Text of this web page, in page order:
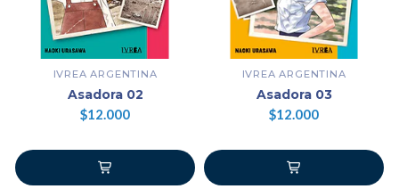
IVREA ARGENTINA
Asadora 02
$12.000
IVREA ARGENTINA
Asadora 03
$12.000